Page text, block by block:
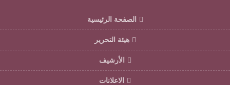
الصفحة الرئيسية
هيئة التحرير
الأرشيف
الاعلانات